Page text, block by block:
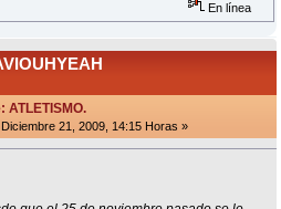
En línea
ATLETISMO.
Diciembre 21, 2009, 14:15 Horas »